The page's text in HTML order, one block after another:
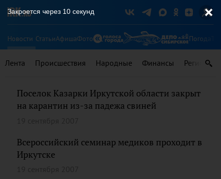
Новости СтатьиАфишаФото Погода
Лента Происшествия Народные Финансы Регионы
Поселок Казарки Иркутской области закрыт
на карантин из-за падежа свиней
Всероссийский семинар медиков проходит в
Иркутске
Закроется через 10 секунд